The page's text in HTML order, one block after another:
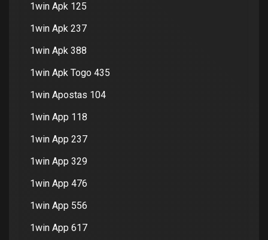
1win Apk 125
1win Apk 237
1win Apk 388
1win Apk Togo 435
1win Apostas 104
1win App 118
1win App 237
1win App 329
1win App 476
1win App 556
1win App 617